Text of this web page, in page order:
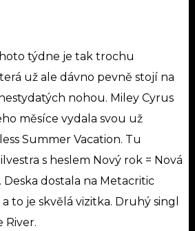
týdne je tak trochu
už ale dávno pevně stojí na
nohou. Miley Cyrus
měsíce vydala svou už
Summer Vacation. Tu
s heslem Nový rok = Nová
Deska dostala na Metacritic
to je skvělá vizitka. Druhý singl
River.